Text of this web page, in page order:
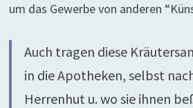
um das Gewerbe von anderen
Auch tragen diese
in die Apotheken, selbst
Herrenhut u. wo sie ihnen